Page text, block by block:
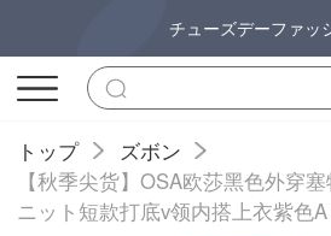
チューズデーファッ
トップ
ズボン
【秋季尖货】OSA欧莎黑色外穿
ニット短款打底v领内搭上衣紫色